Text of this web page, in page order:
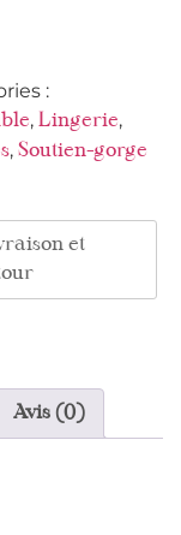
:
, Lingerie,
, Soutien-gorge
et
Avis (0)